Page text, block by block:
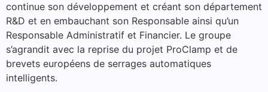
continue son développement et créant son département
R&D et en embauchant son Responsable ainsi qu’un
Responsable Administratif et Financier. Le groupe
s’agrandit avec la reprise du projet ProClamp et de
brevets européens de serrages automatiques
intelligents.